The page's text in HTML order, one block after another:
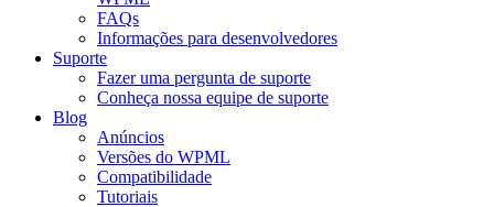
FAQs
Informações para desenvolvedores
Suporte
Fazer uma pergunta de suporte
Conheça nossa equipe de suporte
Blog
Anúncios
Versões do WPML
Compatibilidade
Tutoriais